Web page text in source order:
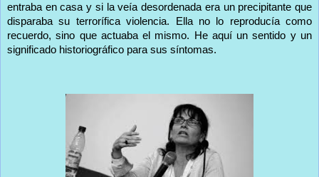
entraba en casa y si la veía desordenada era un precipitante que
disparaba su terrorífica violencia. Ella no lo reproducía como
recuerdo, sino que actuaba el mismo. He aquí un sentido y un
significado historiográfico para sus síntomas.